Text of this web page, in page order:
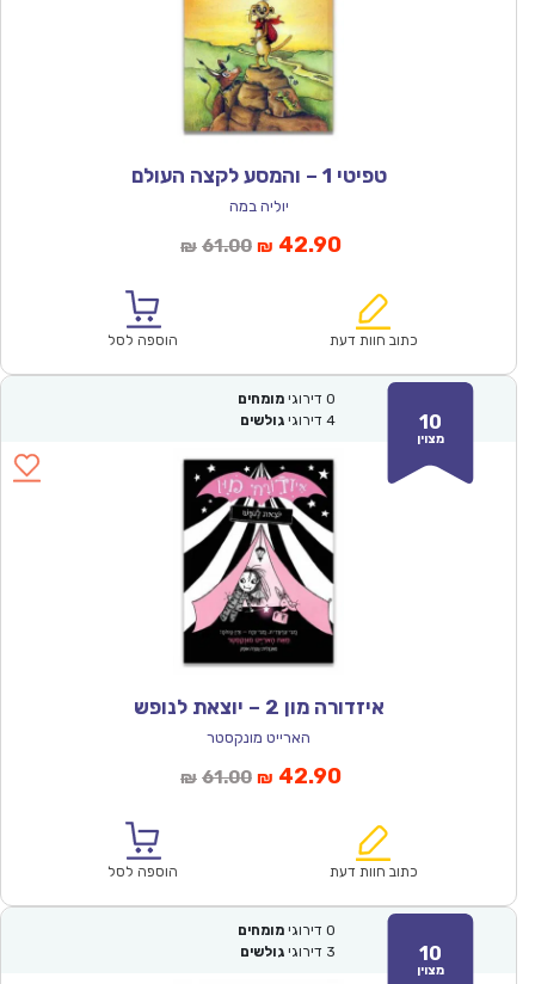
טפיטי 1 – והמסע לקצה העולם
יוליה במה
₪ 61.00המחיר
₪61.00.
₪ 42.90המחיר
הוא:
כתוב חוות דעת הוספה לסל
10
מצוין
0 דירוגי מומחים
4 דירוגי גולשים
איזדורה מון 2 – יוצאת לנופש
הארייט מונקסטר
₪ 61.00המחיר
₪61.00.
₪ 42.90המחיר
הוא:
כתוב חוות דעת הוספה לסל
10
מצוין
0 דירוגי מומחים
3 דירוגי גולשים